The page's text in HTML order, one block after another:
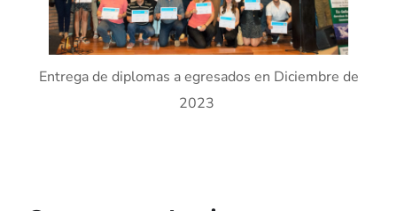
Entrega de diplomas a egresados en Diciembre de
2023